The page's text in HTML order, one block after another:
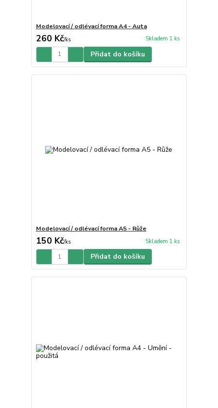
Modelovací / odlévací forma A4 - Auta
260 Kč/ks Skladem 1 ks
Přidat do košíku
Modelovací / odlévací forma A5 - Růže
150 Kč/ks Skladem 1 ks
Přidat do košíku